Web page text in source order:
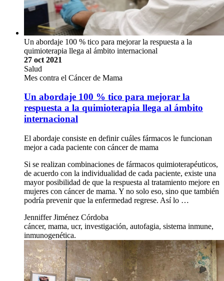
Un abordaje 100 % tico para mejorar la respuesta a la
quimioterapia llega al ámbito internacional
27 oct 2021
Salud
Mes contra el Cáncer de Mama
Un abordaje 100 % tico para mejorar la
respuesta a la quimioterapia llega al ámbito
internacional
El abordaje consiste en definir cuáles fármacos le funcionan
mejor a cada paciente con cáncer de mama
Si se realizan combinaciones de fármacos quimioterapéuticos,
de acuerdo con la individualidad de cada paciente, existe una
mayor posibilidad de que la respuesta al tratamiento mejore en
mujeres con cáncer de mama. Y no solo eso, sino que también
podría prevenir que la enfermedad regrese. Así lo …
Jenniffer Jiménez Córdoba
cáncer, mama, ucr, investigación, autofagia, sistema inmune,
inmunogenética.